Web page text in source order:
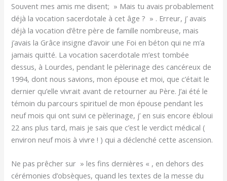
Souvent mes amis me disent; » Mais tu avais probablement
déjà la vocation sacerdotale à cet âge ? » . Erreur, j’ avais
déjà la vocation d’être père de famille nombreuse, mais
j’avais la Grâce insigne d’avoir une Foi en béton qui ne m’a
jamais quitté. La vocation sacerdotale m’est tombée
dessus, à Lourdes, pendant le pèlerinage des cancéreux de
1994, dont nous savions, mon épouse et moi, que c’était le
dernier qu’elle vivrait avant de retourner au Père. J’ai été le
témoin du parcours spirituel de mon épouse pendant les
neuf mois qui ont suivi ce pèlerinage, j’ en suis encore ébloui
22 ans plus tard, mais je sais que c’est le verdict médical (
environ neuf mois à vivre ! ) qui a déclenché cette ascension.
Ne pas prêcher sur » les fins dernières « , en dehors des
cérémonies d’obsèques, quand les textes de la messe du